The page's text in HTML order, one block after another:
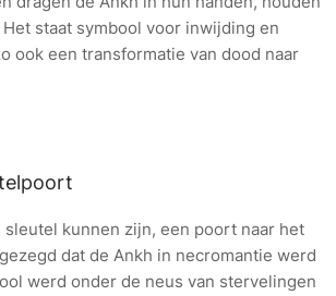
staat symbool voor inwijding en
ook een transformatie van dood naar
sleutel kunnen zijn, een poort naar het
dat de Ankh in necromantie werd
werd onder de neus van stervelingen